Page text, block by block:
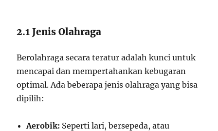
2.1 Jenis Olahraga
Berolahraga secara teratur adalah kunci untuk
mencapai dan mempertahankan kebugaran
optimal. Ada beberapa jenis olahraga yang bisa
dipilih:
Aerobik: Seperti lari, bersepeda, atau